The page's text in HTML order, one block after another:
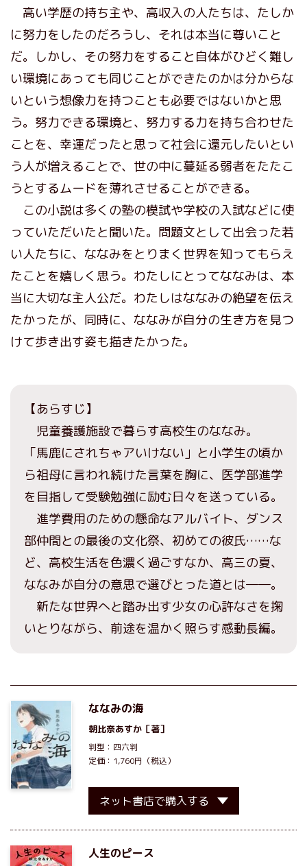
高い学歴の持ち主や、高収入の人たちは、たしか
に努力をしたのだろうし、それは本当に尊いこと
だ。しかし、その努力をすること自体がひどく難し
い環境にあっても同じことができたのかは分からな
いという想像力を持つことも必要ではないかと思
う。努力できる環境と、努力する力を持ち合わせた
ことを、幸運だったと思って社会に還元したいとい
う人が増えることで、世の中に蔓延る弱者をたたこ
うとするムードを薄れさせることができる。
この小説は多くの塾の模試や学校の入試などに使
っていただいたと聞いた。問題文として出会った若
い人たちに、ななみをとりまく世界を知ってもらえ
たことを嬉しく思う。わたしにとってななみは、本
当に大切な主人公だ。わたしはななみの絶望を伝え
たかったが、同時に、ななみが自分の生き方を見つ
けて歩き出す姿も描きたかった。
【あらすじ】
児童養護施設で暮らす高校生のななみ。
「馬鹿にされちゃアいけない」と小学生の頃か
ら祖母に言われ続けた言葉を胸に、医学部進学
を目指して受験勉強に励む日々を送っている。
進学費用のための懸命なアルバイト、ダンス
部仲間との最後の文化祭、初めての彼氏……な
ど、高校生活を色濃く過ごすなか、高三の夏、
ななみが自分の意思で選びとった道とは――。
新たな世界へと踏み出す少女の心許なさを掬
いとりながら、前途を温かく照らす感動長編。
ななみの海
朝比奈あすか ［著］
判型：四六判
定価：1,760円（税込）
ネット書店で購入する
人生のピース